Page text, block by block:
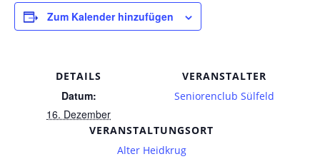
Zum Kalender hinzufügen
DETAILS
Datum:
16. Dezember
VERANSTALTUNGSORT
Alter Heidkrug
VERANSTALTER
Seniorenclub Sülfeld